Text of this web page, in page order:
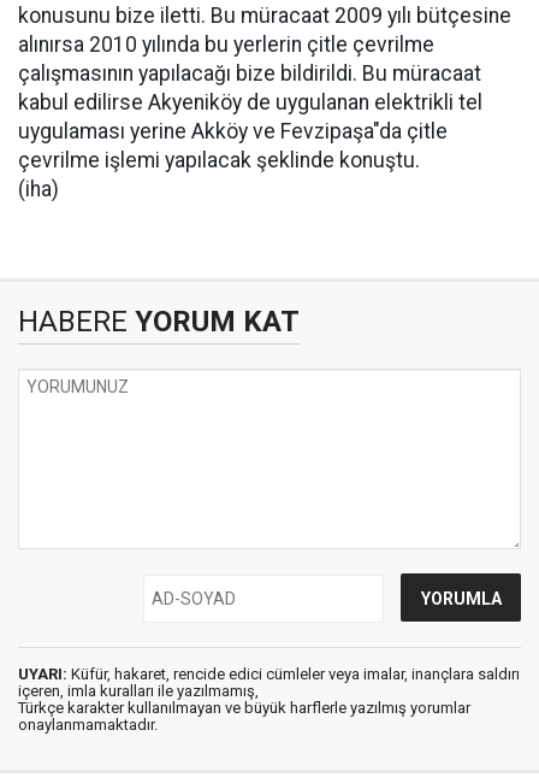
konusunu bize iletti. Bu müracaat 2009 yılı bütçesine
alınırsa 2010 yılında bu yerlerin çitle çevrilme
çalışmasının yapılacağı bize bildirildi. Bu müracaat
kabul edilirse Akyeniköy de uygulanan elektrikli tel
uygulaması yerine Akköy ve Fevzipaşa"da çitle
çevrilme işlemi yapılacak şeklinde konuştu.
(iha)
HABERE YORUM KAT
UYARI: Küfür, hakaret, rencide edici cümleler veya imalar, inançlara saldırı
içeren, imla kuralları ile yazılmamış,
Türkçe karakter kullanılmayan ve büyük harflerle yazılmış yorumlar
onaylanmamaktadır.